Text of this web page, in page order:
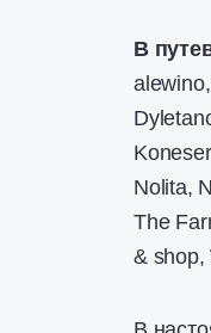
В
Nolita,
The
& shop,